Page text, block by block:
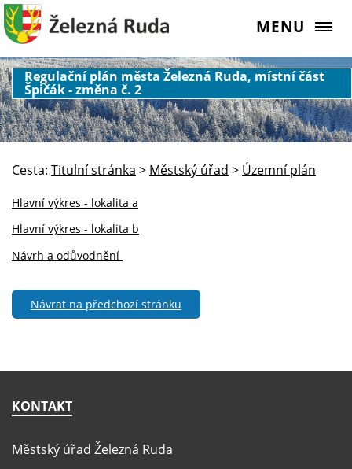
MENU
Regulační plán města Železná Ruda, místní část
Špičák - změna č. 2
Cesta: Titulní stránka > Městský úřad > Územní plán
Hlavní výkres - lokalita a
Hlavní výkres - lokalita b
Návrh a odůvodnění
Návrat na předchozí stránku
KONTAKT
Městský úřad Železná Ruda